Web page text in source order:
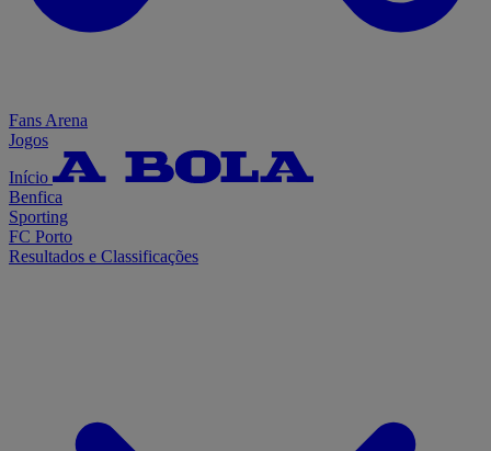
Fans Arena
Jogos
Início
Benfica
Sporting
FC Porto
Resultados e Classificações